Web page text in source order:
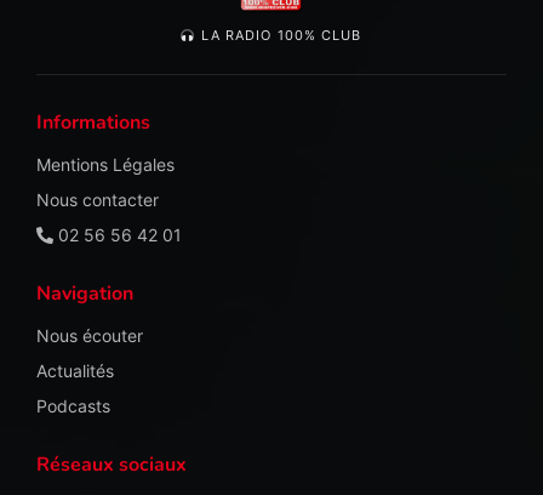
LA RADIO 100% CLUB
Informations
Mentions Légales
Nous contacter
02 56 56 42 01
Navigation
Nous écouter
Actualités
Podcasts
Réseaux sociaux